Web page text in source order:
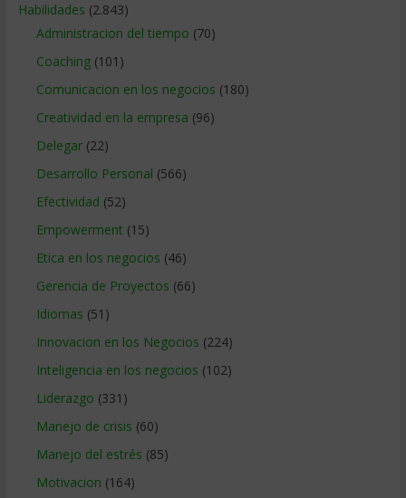
Habilidades (2.843)
Administracion del tiempo (70)
Coaching(101)
Comunicacion en los negocios (180)
Creatividad en la empresa (96)
Delegar(22)
Desarrollo Personal (566)
Efectividad (52)
Empowerment (15)
Etica en los negocios (46)
Gerencia de Proyectos (66)
Idiomas (51)
Innovacion en los Negocios (224)
Inteligencia en los negocios (102)
Liderazgo (331)
Manejo de crisis (60)
Manejo del estrés (85)
Motivacion (164)